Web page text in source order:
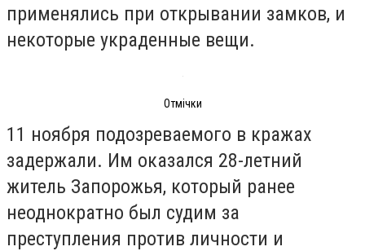
применялись при открывании замков, и
некоторые украденные вещи.
Отмічки
11 ноября подозреваемого в кражах
задержали. Им оказался 28-летний
житель Запорожья, который ранее
неоднократно был судим за
преступления против личности и